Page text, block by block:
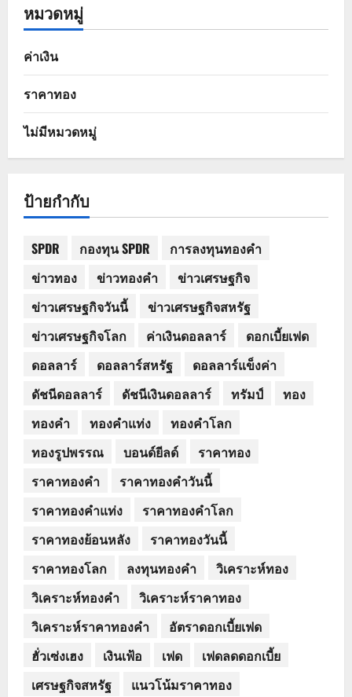
หมวดหมู่
ค่าเงิน
ราคาทอง
ไม่มีหมวดหมู่
ป้ายกำกับ
SPDR กองทุน SPDR
การลงทุนทองคำ
ข่าวทอง
ข่าวทองคำ
ข่าวเศรษฐกิจ
ข่าวเศรษฐกิจวันนี้
ข่าวเศรษฐกิจสหรัฐ
ข่าวเศรษฐกิจโลก
ค่าเงินดอลลาร์
ดอกเบี้ยเฟด
ดอลลาร์
ดอลลาร์สหรัฐ
ดอลลาร์แข็งค่า
ดัชนีดอลลาร์
ดัชนีเงินดอลลาร์ ทรัมป์
ทอง
ทองคำ
ทองคำแท่ง
ทองคำโลก
ทองรูปพรรณ
บอนด์ยีลด์
ราคาทอง
ราคาทองคำ
ราคาทองคำวันนี้
ราคาทองคำแท่ง
ราคาทองคำโลก
ราคาทองย้อนหลัง
ราคาทองวันนี้
ราคาทองโลก
ลงทุนทองคำ
วิเคราะห์ทอง
วิเคราะห์ทองคำ
วิเคราะห์ราคาทอง
วิเคราะห์ราคาทองคำ
อัตราดอกเบี้ยเฟด
ฮั่วเซ่งเฮง
เงินเฟ้อ เฟด
เฟดลดดอกเบี้ย
เศรษฐกิจสหรัฐ
แนวโน้มราคาทอง